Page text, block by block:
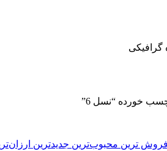
گرافیکی
خورده “نسل 6”
ترین محبوب‌ترین جدیدترین